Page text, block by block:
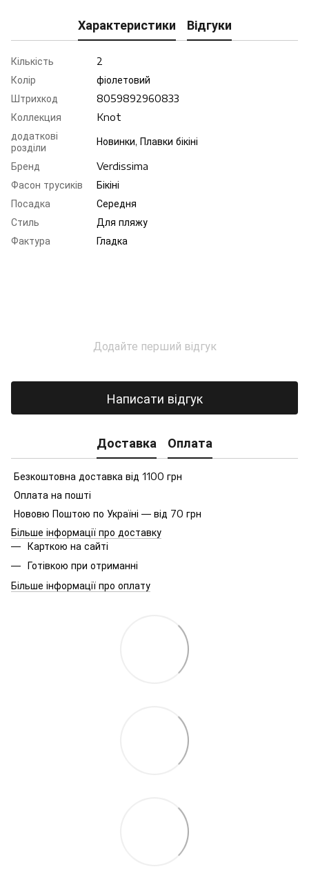
Характеристики Відгуки
Кількість
2
Колір
фiолетовий
Штрихкод
8059892960833
Коллекция
Knot
додаткові
розділи
Новинки, Плавки бікіні
Бренд
Verdissima
Фасон трусиків
Бікіні
Посадка
Середня
Стиль
Для пляжу
Фактура
Гладка
Додайте перший відгук
Написати відгук
Доставка Оплата
Безкоштовна доставка від 1100 грн
Оплата на пошті
Нововю Поштою по Україні — від 70 грн
Більше інформації про доставку
Карткою на сайті
Готівкою при отриманні
Більше інформації про оплату